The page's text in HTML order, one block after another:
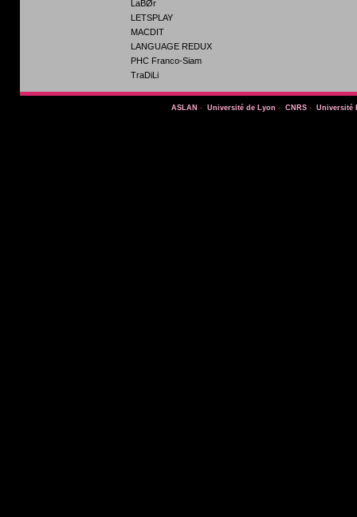
LaBØr
LETSPLAY
MACDIT
LANGUAGE REDUX
PHC Franco-Siam
TraDiLi
ASLAN - Université de Lyon - CNRS- Université